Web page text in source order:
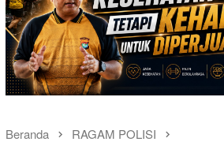
Beranda RAGAM POLISI